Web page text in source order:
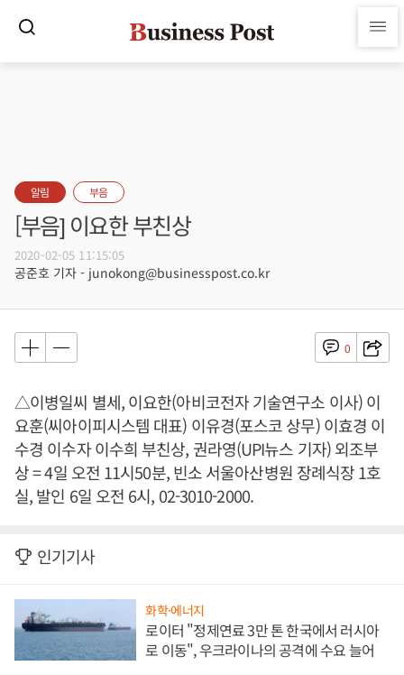
알림 부음
[부음] 이요한 부친상
2020-02-05 11:15:05
공준호 기자 - junokong@businesspost.co.kr
0
△이병일씨 별세, 이요한(아비코전자 기술연구소 이사) 이
요훈(씨아이피시스템 대표) 이유경(포스코 상무) 이효경 이
수경 이수자 이수희 부친상, 권라영(UPI뉴스 기자) 외조부
상 = 4일 오전 11시50분, 빈소 서울아산병원 장례식장 1호
실, 발인 6일 오전 6시, 02-3010-2000.
인기기사
화학·에너지
로이터 "정제연료 3만 톤 한국에서 러시아
로 이동", 우크라이나의 공격에 수요 늘어